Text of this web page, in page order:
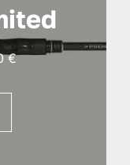
€Fascia